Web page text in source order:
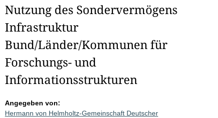
Nutzung des Sondervermögens
Infrastruktur
Bund/Länder/Kommunen für
Forschungs- und
Informationsstrukturen
Angegeben von:
Hermann von Helmholtz-Gemeinschaft Deutscher